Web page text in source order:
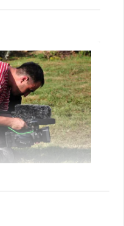
bideoa Hamaika
eskutik